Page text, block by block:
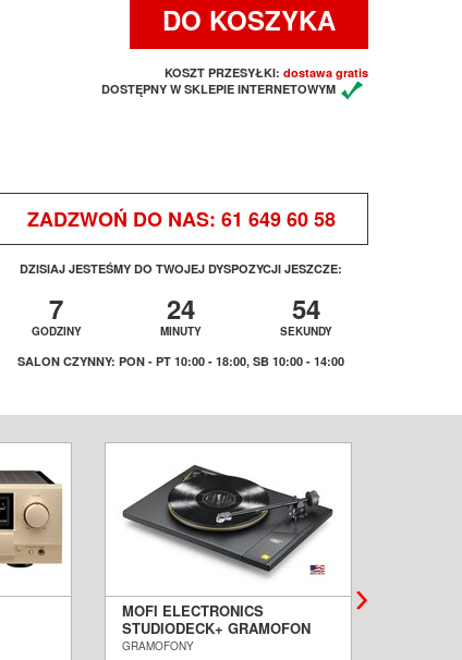
DO KOSZYKA
KOSZT PRZESYŁKI: dostawa gratis
DOSTĘPNY W SKLEPIE INTERNETOWYM
ZADZWOŃ DO NAS: 61 649 60 58
DZISIAJ JESTEŚMY DO TWOJEJ DYSPOZYCJI JESZCZE:
7 24 54
GODZINY MINUTY SEKUNDY
SALON CZYNNY: PON - PT 10:00 - 18:00, SB 10:00 - 14:00
MOFI ELECTRONICS
STUDIODECK+ GRAMOFON
SALON POZNAŃ WROCŁAW
GRAMOFONY